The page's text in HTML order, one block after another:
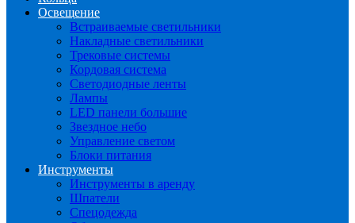
Освещение
Встраиваемые светильники
Накладные светильники
Трековые системы
Кордовая система
Светодиодные ленты
Лампы
LED панели большие
Звездное небо
Управление светом
Блоки питания
Инструменты
Инструменты в аренду
Шпатели
Спецодежда